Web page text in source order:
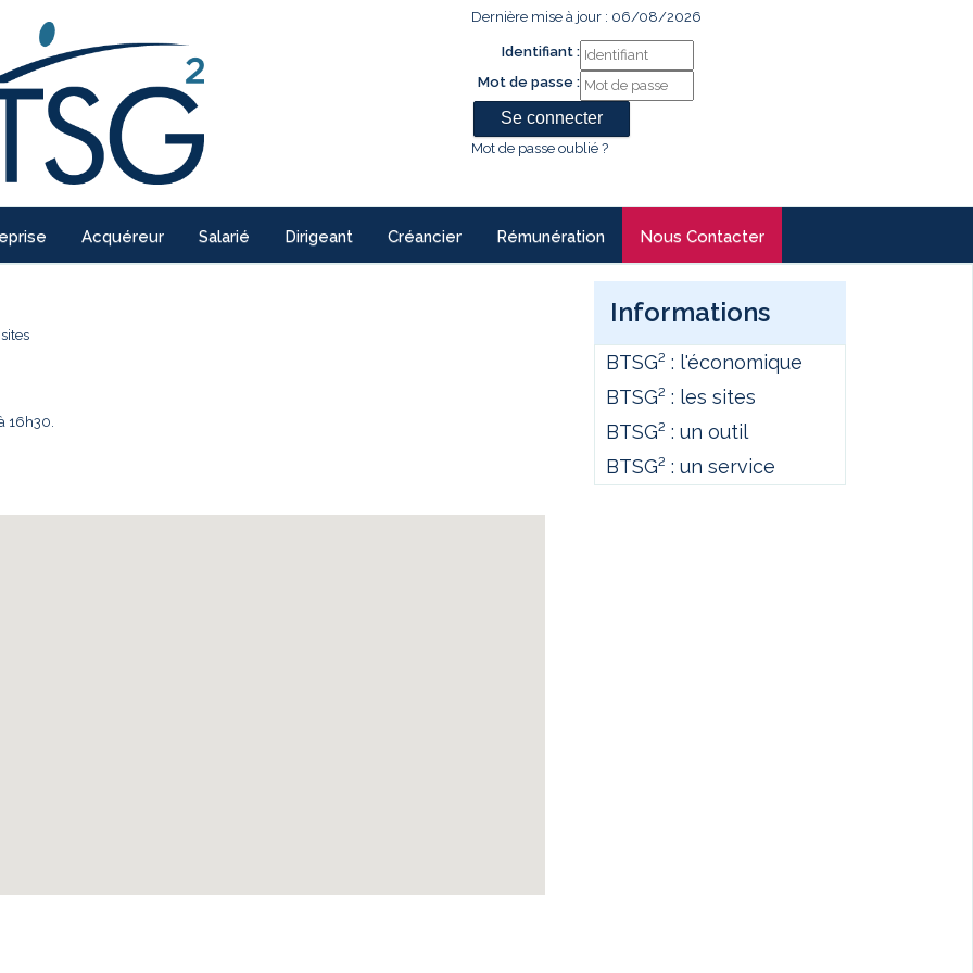
Dernière mise à jour : 06/08/2026
Identifiant :
Mot de passe :
Mot de passe oublié ?
Acquéreur Salarié Dirigeant Créancier Rémunération Nous Contacter
16h30.
Informations
BTSG² : l'économique
BTSG² : les sites
BTSG² : un outil
BTSG² : un service